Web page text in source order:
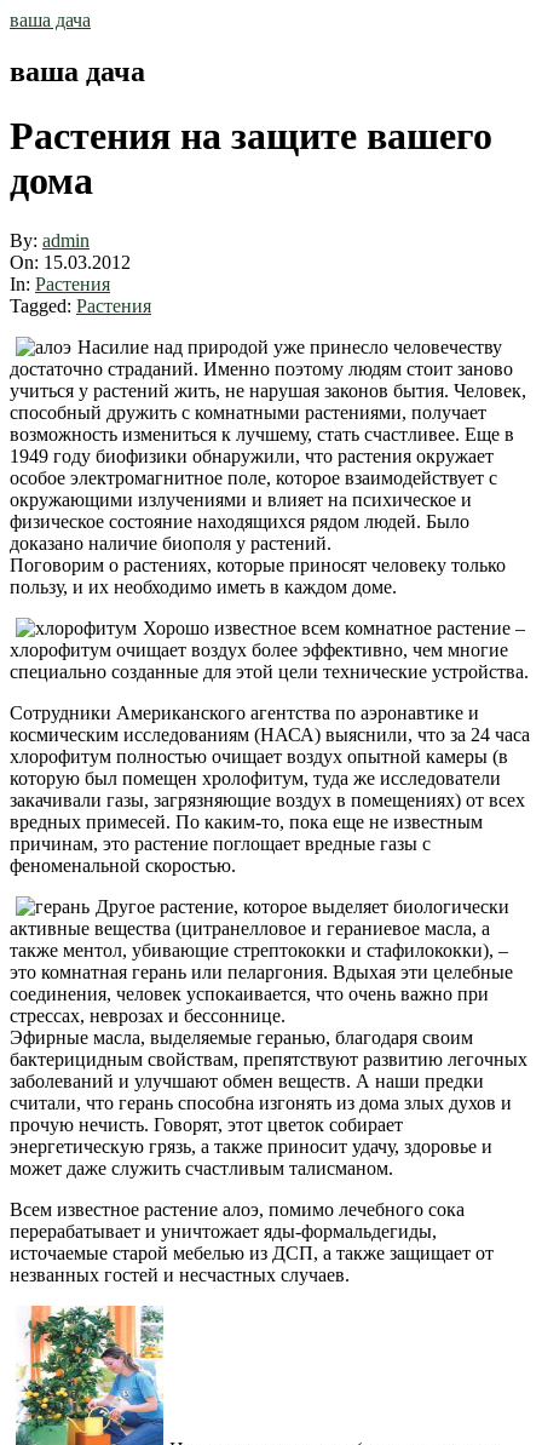
Skip
ваша дача
ваша дача
Растения на защите вашего
дома
By: admin
On: 15.03.2012
In: Растения
Tagged: Растения
Насилие над природой уже принесло человечеству
достаточно страданий. Именно поэтому людям стоит заново
учиться у растений жить, не нарушая законов бытия. Человек,
способный дружить с комнатными растениями, получает
возможность измениться к лучшему, стать счастливее. Еще в
1949 году биофизики обнаружили, что растения окружает
особое электромагнитное поле, которое взаимодействует с
окружающими излучениями и влияет на психическое и
физическое состояние находящихся рядом людей. Было
доказано наличие биополя у растений.
Поговорим о растениях, которые приносят человеку только
пользу, и их необходимо иметь в каждом доме.
Хорошо известное всем комнатное растение –
хлорофитум очищает воздух более эффективно, чем многие
специально созданные для этой цели технические устройства.
Сотрудники Американского агентства по аэронавтике и
космическим исследованиям (НАСА) выяснили, что за 24 часа
хлорофитум полностью очищает воздух опытной камеры (в
которую был помещен хролофитум, туда же исследователи
закачивали газы, загрязняющие воздух в помещениях) от всех
вредных примесей. По каким-то, пока еще не известным
причинам, это растение поглощает вредные газы с
феноменальной скоростью.
Другое растение, которое выделяет биологически
активные вещества (цитранелловое и гераниевое масла, а
также ментол, убивающие стрептококки и стафилококки), –
это комнатная герань или пеларгония. Вдыхая эти целебные
соединения, человек успокаивается, что очень важно при
стрессах, неврозах и бессоннице.
Эфирные масла, выделяемые геранью, благодаря своим
бактерицидным свойствам, препятствуют развитию легочных
заболеваний и улучшают обмен веществ. А наши предки
считали, что герань способна изгонять из дома злых духов и
прочую нечисть. Говорят, этот цветок собирает
энергетическую грязь, а также приносит удачу, здоровье и
может даже служить счастливым талисманом.
Всем известное растение алоэ, помимо лечебного сока
перерабатывает и уничтожает яды-формальдегиды,
источаемые старой мебелью из ДСП, а также защищает от
незванных гостей и несчастных случаев.